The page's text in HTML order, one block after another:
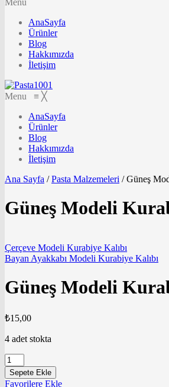
AnaSayfa
Ürünler
Blog
Hakkımızda
İletişim
Menu ≡ ╳
AnaSayfa
Ürünler
Blog
Hakkımızda
İletişim
Ana Sayfa / Pasta Malzemeleri /Güneş
Güneş Modeli
Çerçeve Modeli Kurabiye Kalıbı
Bayan Ayakkabı Modeli Kurabiye Kalıbı
Güneş Modeli
₺15,00
4 adet stokta
Güneş
Modeli
Kurabiye
Sepete Ekle
Favorilere Ekle